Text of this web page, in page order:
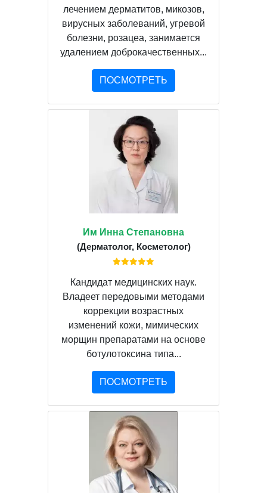
лечением дерматитов, микозов,
вирусных заболеваний, угревой
болезни, розацеа, занимается
удалением доброкачественных...
ПОСМОТРЕТЬ
Им Инна Степановна
(Дерматолог, Косметолог)
Кандидат медицинских наук.
Владеет передовыми методами
коррекции возрастных
изменений кожи, мимических
морщин препаратами на основе
ботулотоксина типа...
ПОСМОТРЕТЬ